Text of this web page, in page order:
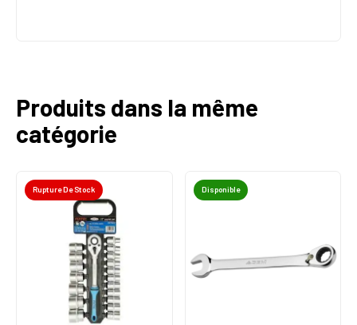
Produits dans la même
catégorie
Rupture De Stock Disponible